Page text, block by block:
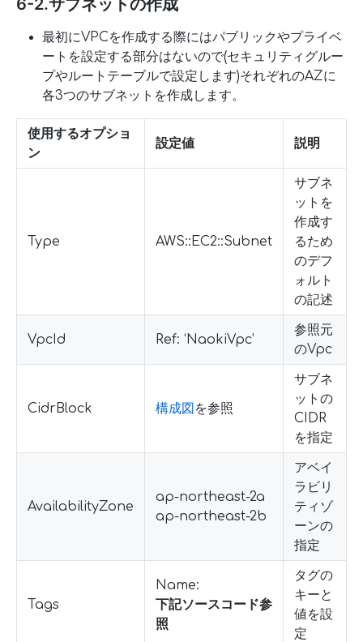
最初にVPCを作成する際にはパブリックやプライベ
ートを設定する部分はないので(セキュリティグルー
プやルートテーブルで設定します)それぞれのAZに
各3つのサブネットを作成します。
使用するオプショ
ン
設定値 説明
Type AWS::EC2::Subnet
サブネ
ットを
作成す
るため
のデフ
ォルト
の記述
VpcId Ref: ‘NaokiVpc’
参照元
のVpc
CidrBlock 構成図 を参照
サブネ
ットの
CIDR
を指定
AvailabilityZone
ap-northeast-2a
ap-northeast-2b
アベイ
ラビリ
ティゾ
ーンの
指定
Tags
Name:
下記ソースコード参
照
タグの
キーと
値を設
定